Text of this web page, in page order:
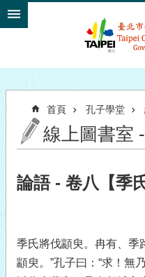
跳到主要內容區塊
首頁 孔子學堂
線上圖書室
論語 - 卷八【季
季氏將伐顓臾。冉有、季
顓臾。”孔子曰：“求！無